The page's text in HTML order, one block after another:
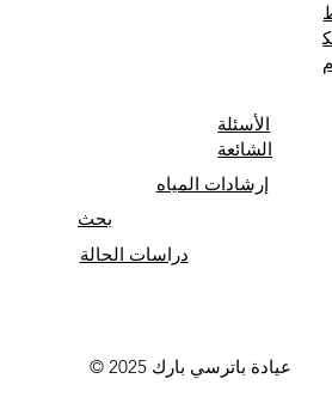
© 2025 عيادة باترسي بارك
الأسئلة
الشائعة
إرشادات المياه
بحث
دراسات الحالة